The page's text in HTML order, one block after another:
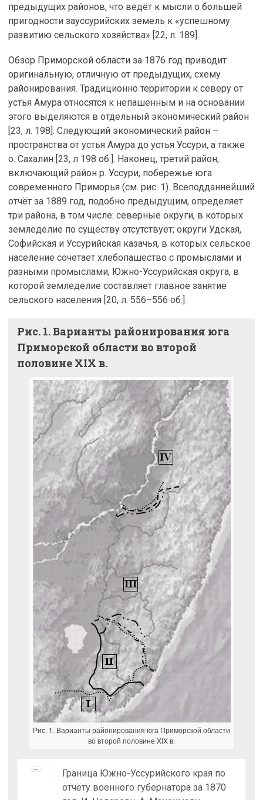
предыдущих районов, что ведёт к мысли о большей
пригодности зауссурийских земель к «успешному
развитию сельского хозяйства» [22, л. 189].
Обзор Приморской области за 1876 год приводит
оригинальную, отличную от предыдущих, схему
районирования. Традиционно территории к северу от
устья Амура относятся к непашенным и на основании
этого выделяются в отдельный экономический район
[23, л. 198]. Следующий экономический район –
пространства от устья Амура до устья Уссури, а также
о. Сахалин [23, л 198 об.]. Наконец, третий район,
включающий район р. Уссури, побережье юга
современного Приморья (см. рис. 1). Всеподданнейший
отчёт за 1889 год, подобно предыдущим, определяет
три района, в том числе: северные округи, в которых
земледелие по существу отсутствует; округи Удская,
Софийская и Уссурийская казачья, в которых сельское
население сочетает хлебопашество с промыслами и
разными промыслами; Южно-Уссурийская округа, в
которой земледелие составляет главное занятие
сельского населения [20, л. 556–556 об.].
Рис. 1. Варианты районирования юга
Приморской области во второй
половине XIX в.
Рис. 1. Варианты районирования юга Приморской области
во второй половине XIX в.
Граница Южно-Уссурийского края по
отчёту военного губернатора за 1870